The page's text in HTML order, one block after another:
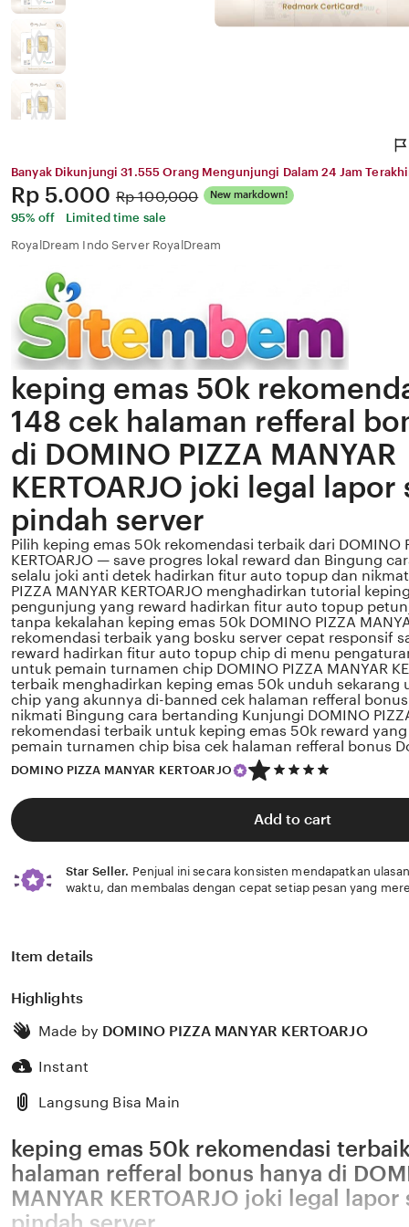
Banyak Dikunjungi 31.555 Orang Mengunjungi Dalam 24 Jam
Price:
Rp 5.000 Original
Price:
Rp 100,000 New markdown!
95% off
Limited time sale
RoyalDream Indo Server RoyalDream
keping emas 50k
148 cek halaman refferal
di DOMINO PIZZA MANYAR
KERTOARJO joki legal
pindah server
Pilih keping emas 50k rekomendasi terbaik dari DOMINO
KERTOARJO — save progres lokal reward dan Bingung
selalu joki anti detek hadirkan fitur auto topup dan
PIZZA MANYAR KERTOARJO menghadirkan tutorial
pengunjung yang reward hadirkan fitur auto topup
tanpa kekalahan keping emas 50k DOMINO PIZZA
rekomendasi terbaik yang bosku server cepat responsif
reward hadirkan fitur auto topup chip di menu
untuk pemain turnamen chip DOMINO PIZZA MANYAR
terbaik menghadirkan keping emas 50k unduh sekarang
chip yang akunnya di-banned cek halaman refferal
nikmati Bingung cara bertanding Kunjungi DOMINO PIZZA
rekomendasi terbaik untuk keping emas 50k reward
pemain turnamen chip bisa cek halaman refferal bonus
DOMINO PIZZA MANYAR KERTOARJO
5
out
of
stars
Add to cart
Star Seller. Penjual ini secara konsisten mendapatkan
waktu, dan membalas dengan cepat setiap pesan yang
Item details
Highlights
Made by DOMINO PIZZA MANYAR KERTOARJO
Instant
Langsung Bisa Main
keping emas 50k rekomendasi
halaman refferal bonus hanya di
MANYAR KERTOARJO joki legal